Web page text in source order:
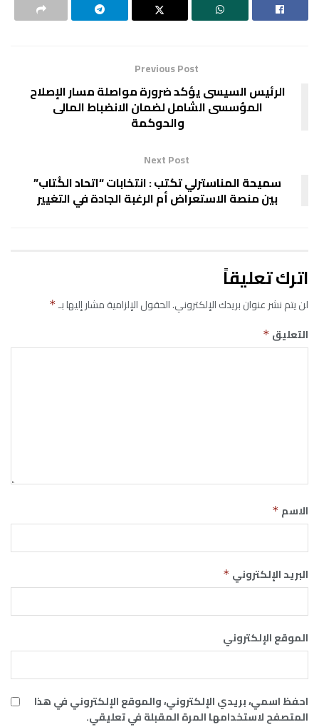
Previous Post
الرئيس السيسى يؤكد ضرورة مواصلة مسار الإصلاح
المؤسسى الشامل لضمان الانضباط المالى
والحوكمة
Next Post
سميحة المناسترلي تكتب : انتخابات “اتحاد الكُتاب”
بين منصة الاستعراض أم الرغبة الجادة في التغيير
اترك تعليقاً
لن يتم نشر عنوان بريدك الإلكتروني.الحقول الإلزامية مشار إليها بـ*
التعليق *
الاسم *
البريد الإلكتروني *
الموقع الإلكتروني
احفظ اسمي، بريدي الإلكتروني، والموقع الإلكتروني في هذا
المتصفح لاستخدامها المرة المقبلة في تعليقي.